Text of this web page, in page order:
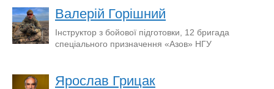
Валерій Горішний
Інструктор з бойової підготовки, 12 бригада
спеціального призначення «Азов» НГУ
Ярослав Грицак